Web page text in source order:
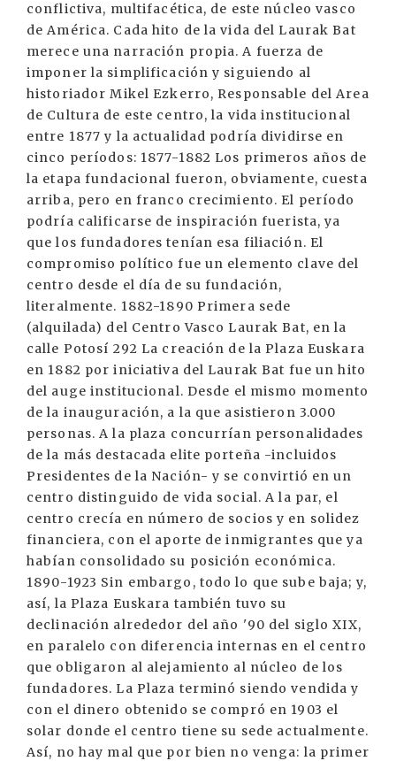
conflictiva, multifacética, de este núcleo vasco
de América. Cada hito de la vida del Laurak Bat
merece una narración propia. A fuerza de
imponer la simplificación y siguiendo al
historiador Mikel Ezkerro, Responsable del Area
de Cultura de este centro, la vida institucional
entre 1877 y la actualidad podría dividirse en
cinco períodos: 1877-1882 Los primeros años de
la etapa fundacional fueron, obviamente, cuesta
arriba, pero en franco crecimiento. El período
podría calificarse de inspiración fuerista, ya
que los fundadores tenían esa filiación. El
compromiso político fue un elemento clave del
centro desde el día de su fundación,
literalmente. 1882-1890 Primera sede
(alquilada) del Centro Vasco Laurak Bat, en la
calle Potosí 292 La creación de la Plaza Euskara
en 1882 por iniciativa del Laurak Bat fue un hito
del auge institucional. Desde el mismo momento
de la inauguración, a la que asistieron 3.000
personas. A la plaza concurrían personalidades
de la más destacada elite porteña -incluidos
Presidentes de la Nación- y se convirtió en un
centro distinguido de vida social. A la par, el
centro crecía en número de socios y en solidez
financiera, con el aporte de inmigrantes que ya
habían consolidado su posición económica.
1890-1923 Sin embargo, todo lo que sube baja; y,
así, la Plaza Euskara también tuvo su
declinación alrededor del año '90 del siglo XIX,
en paralelo con diferencia internas en el centro
que obligaron al alejamiento al núcleo de los
fundadores. La Plaza terminó siendo vendida y
con el dinero obtenido se compró en 1903 el
solar donde el centro tiene su sede actualmente.
Así, no hay mal que por bien no venga: la primer